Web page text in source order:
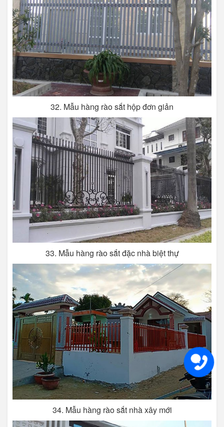
32. Mẫu hàng rào sắt hộp đơn giản
33. Mẫu hàng rào sắt đặc nhà biệt thự
34. Mẫu hàng rào sắt nhà xây mới